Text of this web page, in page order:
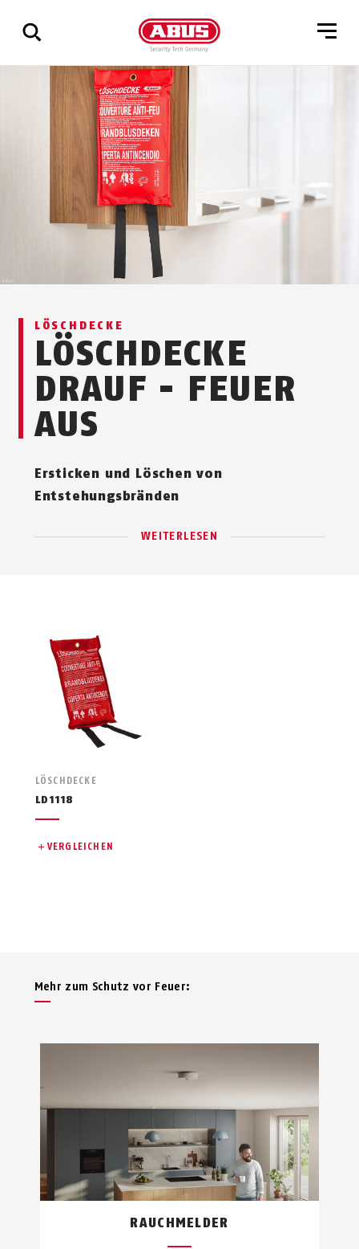
Zeige
alle
Ergebnisse
LÖSCHDECKE
LÖSCHDECKE
DRAUF - FEUER
AUS
Ersticken und Löschen von
Entstehungsbränden
WEITERLESEN
LÖSCHDECKE
LD1118
VERGLEICHEN
Mehr zum Schutz vor Feuer:
RAUCHMELDER